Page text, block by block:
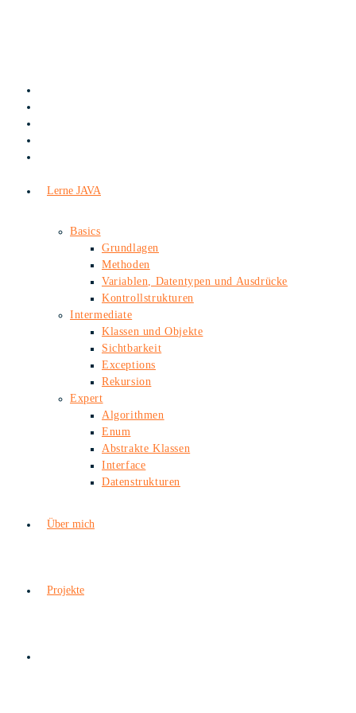
Lerne JAVA
Basics
Grundlagen
Methoden
Variablen, Datentypen und Ausdrücke
Kontrollstrukturen
Intermediate
Klassen und Objekte
Sichtbarkeit
Exceptions
Rekursion
Expert
Algorithmen
Enum
Abstrakte Klassen
Interface
Datenstrukturen
Über mich
Projekte